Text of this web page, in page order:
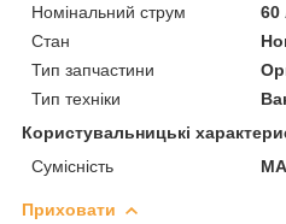
Номінальний струм
60
Стан
Тип запчастини
Тип техніки
Користувальницькі
Сумісність
Приховати